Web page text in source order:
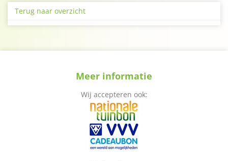
Terug naar overzicht
Meer informatie
Wij accepteren ook: